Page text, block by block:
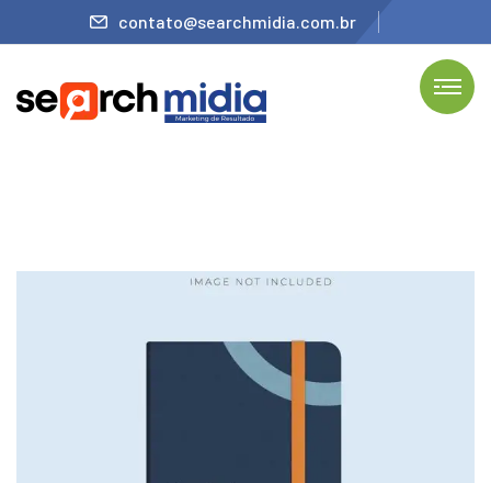
contato@searchmidia.com.br